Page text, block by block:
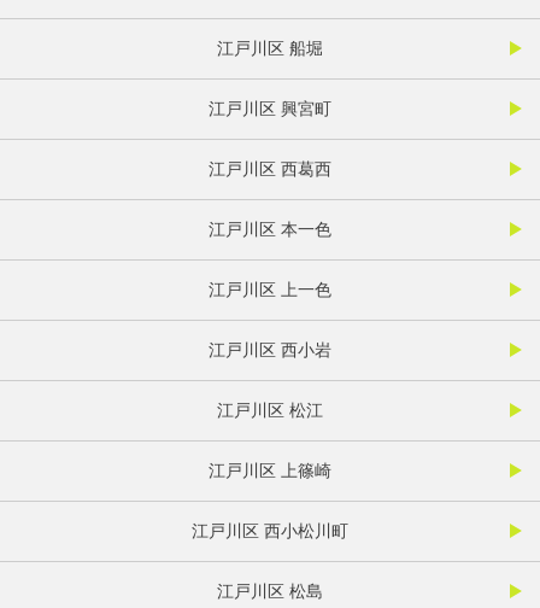
江戸川区 船堀
江戸川区 興宮町
江戸川区 西葛西
江戸川区 本一色
江戸川区 上一色
江戸川区 西小岩
江戸川区 松江
江戸川区 上篠崎
江戸川区 西小松川町
江戸川区 松島